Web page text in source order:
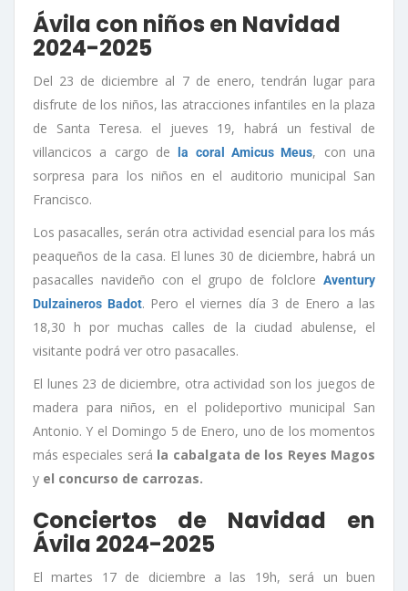
Ávila con niños en Navidad
2024-2025
Del 23 de diciembre al 7 de enero, tendrán lugar para
disfrute de los niños, las atracciones infantiles en la plaza
de Santa Teresa. el jueves 19, habrá un festival de
villancicos a cargo de la coral Amicus Meus, con una
sorpresa para los niños en el auditorio municipal San
Francisco.
Los pasacalles, serán otra actividad esencial para los más
peaqueños de la casa. El lunes 30 de diciembre, habrá un
pasacalles navideño con el grupo de folclore Aventury
Dulzaineros Badot. Pero el viernes día 3 de Enero a las
18,30 h por muchas calles de la ciudad abulense, el
visitante podrá ver otro pasacalles.
El lunes 23 de diciembre, otra actividad son los juegos de
madera para niños, en el polideportivo municipal San
Antonio. Y el Domingo 5 de Enero, uno de los momentos
más especiales será la cabalgata de los Reyes Magos
y el concurso de carrozas.
Conciertos de Navidad en
Ávila 2024-2025
El martes 17 de diciembre a las 19h, será un buen